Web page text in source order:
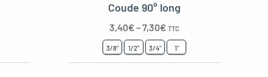
Coude 90° long
3,40€–7,30€ TTC
3/8" 1/2" 3/4" 1"